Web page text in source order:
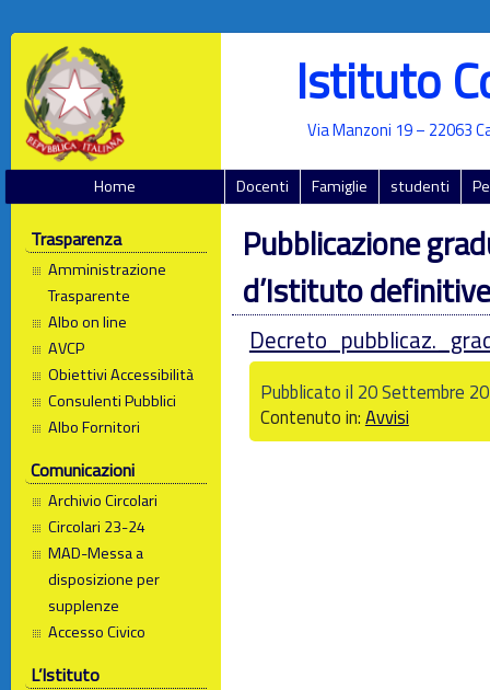
Istituto
Via Manzoni 19 – 22063
Home Docenti Famiglie studenti
Trasparenza
Amministrazione
Trasparente
Albo on line
AVCP
Obiettivi Accessibilità
Consulenti Pubblici
Albo Fornitori
Comunicazioni
Archivio Circolari
Circolari 23-24
MAD-Messa a
disposizione per
supplenze
Accesso Civico
L’Istituto
Pubblicazione
d’Istituto
Pubblicato il 20 Settembre
Contenuto in: Avvisi